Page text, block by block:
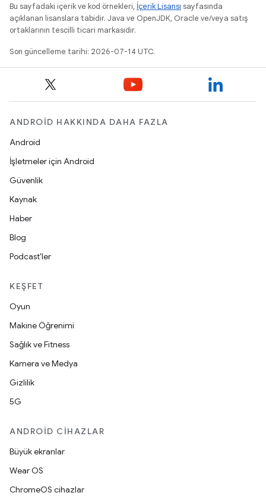
Bu sayfadaki içerik ve kod örnekleri, İçerik Lisansı sayfasında
açıklanan lisanslara tabidir. Java ve OpenJDK, Oracle ve/veya satış
ortaklarının tescilli ticari markasıdır.
Son güncelleme tarihi: 2026-07-14 UTC.
ANDROID HAKKINDA DAHA FAZLA
Android
İşletmeler için Android
Güvenlik
Kaynak
Haber
Blog
Podcast'ler
KEŞFET
Oyun
Makine Öğrenimi
Sağlık ve Fitness
Kamera ve Medya
Gizlilik
5G
ANDROID CIHAZLAR
Büyük ekranlar
Wear OS
ChromeOS cihazlar